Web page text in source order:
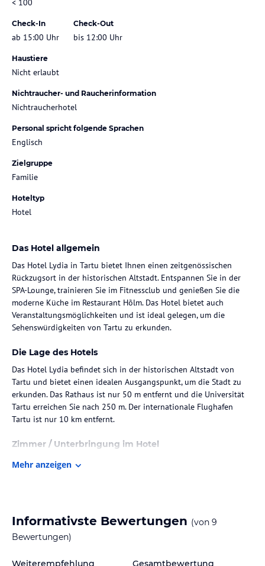
< 100
Check-In
ab 15:00 Uhr
Check-Out
bis 12:00 Uhr
Haustiere
Nicht erlaubt
Nichtraucher- und Raucherinformation
Nichtraucherhotel
Personal spricht folgende Sprachen
Englisch
Zielgruppe
Familie
Hoteltyp
Hotel
Das Hotel allgemein
Das Hotel Lydia in Tartu bietet Ihnen einen zeitgenössischen
Rückzugsort in der historischen Altstadt. Entspannen Sie in der
SPA-Lounge, trainieren Sie im Fitnessclub und genießen Sie die
moderne Küche im Restaurant Hõlm. Das Hotel bietet auch
Veranstaltungsmöglichkeiten und ist ideal gelegen, um die
Sehenswürdigkeiten von Tartu zu erkunden.
Die Lage des Hotels
Das Hotel Lydia befindet sich in der historischen Altstadt von
Tartu und bietet einen idealen Ausgangspunkt, um die Stadt zu
erkunden. Das Rathaus ist nur 50 m entfernt und die Universität
Tartu erreichen Sie nach 250 m. Der internationale Flughafen
Tartu ist nur 10 km entfernt.
Zimmer / Unterbringung im Hotel
Das Hotel Lydia besteht aus zwei Teilen, dem neuen Flügel und
ausgestattet.
Mehr anzeigen
Informativste Bewertungen (von 9
Bewertungen)
Weiterempfehlung Gesamtbewertung